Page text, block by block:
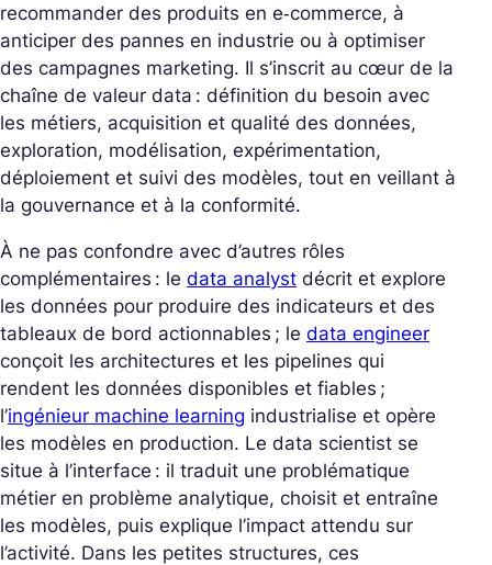
recommander des produits en e‑commerce, à
anticiper des pannes en industrie ou à optimiser
des campagnes marketing. Il s’inscrit au cœur de la
chaîne de valeur data : définition du besoin avec
les métiers, acquisition et qualité des données,
exploration, modélisation, expérimentation,
déploiement et suivi des modèles, tout en veillant à
la gouvernance et à la conformité.
À ne pas confondre avec d’autres rôles
complémentaires : le data analyst décrit et explore
les données pour produire des indicateurs et des
tableaux de bord actionnables ; le data engineer
conçoit les architectures et les pipelines qui
rendent les données disponibles et fiables ;
l’ingénieur machine learning industrialise et opère
les modèles en production. Le data scientist se
situe à l’interface : il traduit une problématique
métier en problème analytique, choisit et entraîne
les modèles, puis explique l’impact attendu sur
l’activité. Dans les petites structures, ces